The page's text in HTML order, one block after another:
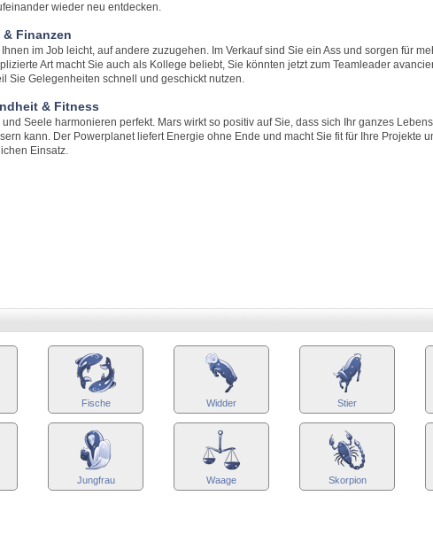
wieder neu entdecken.
& Finanzen
Ihnen im Job leicht, auf andere zuzugehen. Im Verkauf sind Sie ein Ass und sorgen für
Art macht Sie auch als Kollege beliebt, Sie könnten jetzt zum Teamleader
Sie Gelegenheiten schnell und geschickt nutzen.
& Fitness
und Seele harmonieren perfekt. Mars wirkt so positiv auf Sie, dass sich Ihr ganzes
kann. Der Powerplanet liefert Energie ohne Ende und macht Sie fit für Ihre Projekte
Einsatz.
Fische Widder Stier
Jungfrau Waage Skorpion